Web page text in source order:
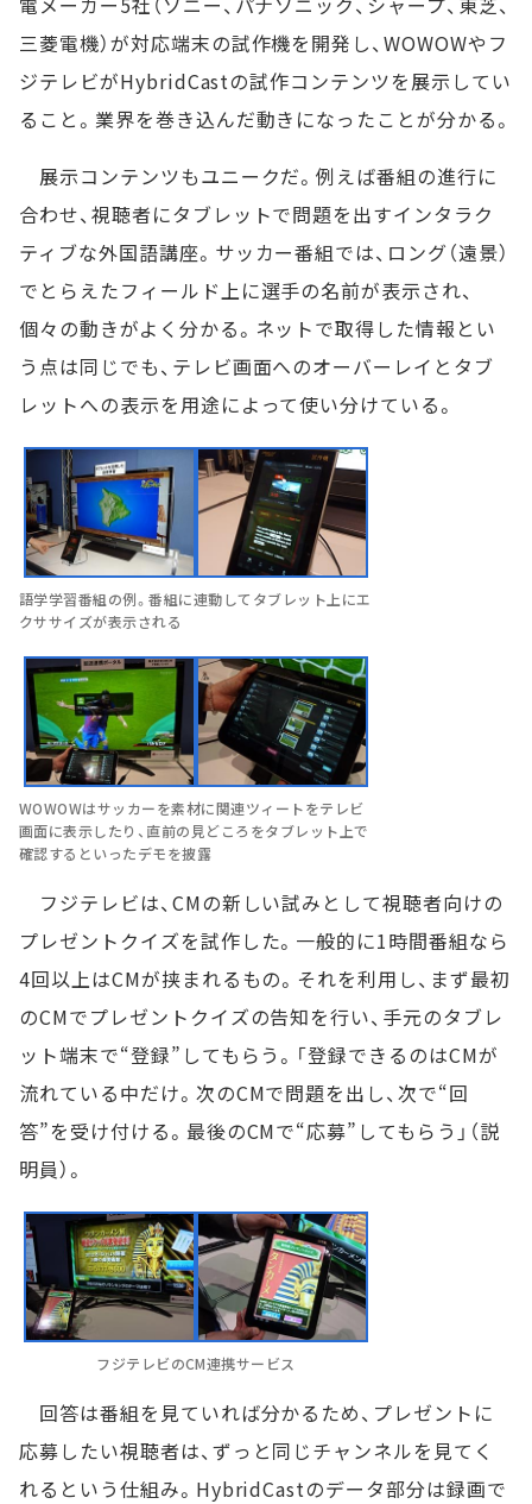
三菱電機）が対応端末の試作機を開発し、WOWOWやフ
ジテレビがHybridCastの試作コンテンツを展示してい
ること。業界を巻き込んだ動きになったことが分かる。
展示コンテンツもユニークだ。例えば番組の進行に
合わせ、視聴者にタブレットで問題を出すインタラク
ティブな外国語講座。サッカー番組では、ロング（遠景）
でとらえたフィールド上に選手の名前が表示され、
個々の動きがよく分かる。ネットで取得した情報とい
う点は同じでも、テレビ画面へのオーバーレイとタブ
レットへの表示を用途によって使い分けている。
語学学習番組の例。番組に連動してタブレット上にエ
クササイズが表示される
WOWOWはサッカーを素材に関連ツィートをテレビ
画面に表示したり、直前の見どころをタブレット上で
確認するといったデモを披露
フジテレビは、CMの新しい試みとして視聴者向けの
プレゼントクイズを試作した。一般的に1時間番組なら
4回以上はCMが挟まれるもの。それを利用し、まず最初
のCMでプレゼントクイズの告知を行い、手元のタブレ
ット端末で“登録”してもらう。「登録できるのはCMが
流れている中だけ。次のCMで問題を出し、次で“回
答”を受け付ける。最後のCMで“応募”してもらう」（説
明員）。
フジテレビのCM連携サービス
回答は番組を見ていれば分かるため、プレゼントに
応募したい視聴者は、ずっと同じチャンネルを見てく
れるという仕組み。HybridCastのデータ部分は録画で